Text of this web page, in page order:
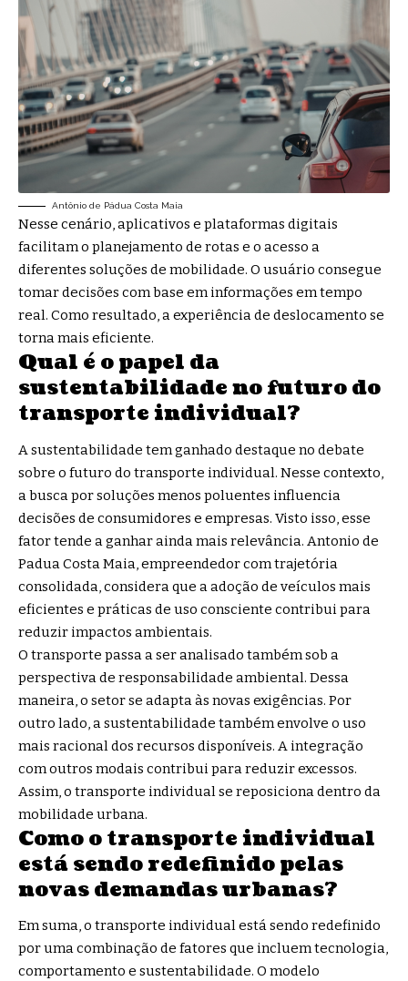
Antônio de Pádua Costa Maia
Nesse cenário, aplicativos e plataformas digitais
facilitam o planejamento de rotas e o acesso a
diferentes soluções de mobilidade. O usuário consegue
tomar decisões com base em informações em tempo
real. Como resultado, a experiência de deslocamento se
torna mais eficiente.
Qual é o papel da
sustentabilidade no futuro do
transporte individual?
A sustentabilidade tem ganhado destaque no debate
sobre o futuro do transporte individual. Nesse contexto,
a busca por soluções menos poluentes influencia
decisões de consumidores e empresas. Visto isso, esse
fator tende a ganhar ainda mais relevância. Antonio de
Padua Costa Maia, empreendedor com trajetória
consolidada, considera que a adoção de veículos mais
eficientes e práticas de uso consciente contribui para
reduzir impactos ambientais.
O transporte passa a ser analisado também sob a
perspectiva de responsabilidade ambiental. Dessa
maneira, o setor se adapta às novas exigências. Por
outro lado, a sustentabilidade também envolve o uso
mais racional dos recursos disponíveis. A integração
com outros modais contribui para reduzir excessos.
Assim, o transporte individual se reposiciona dentro da
mobilidade urbana.
Como o transporte individual
está sendo redefinido pelas
novas demandas urbanas?
Em suma, o transporte individual está sendo redefinido
por uma combinação de fatores que incluem tecnologia,
comportamento e sustentabilidade. O modelo